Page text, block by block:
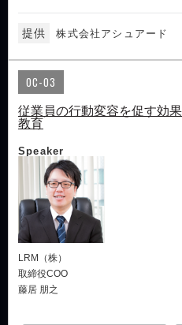
提供 株式会社アシュアード
OC-03
従業員の行動変容を促す効
教育
Speaker
LRM（株）
取締役COO
藤居 朋之